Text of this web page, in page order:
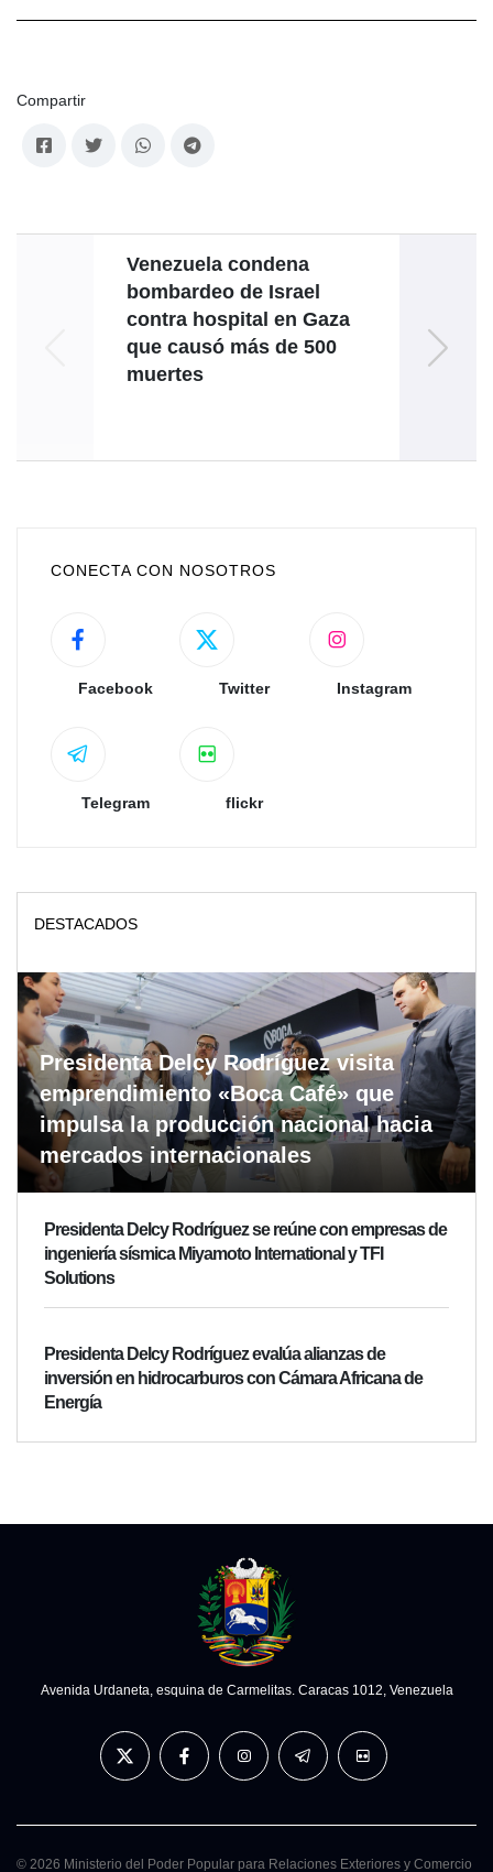
Compartir
Venezuela condena
bombardeo de Israel
contra hospital en Gaza
que causó más de 500
muertes
CONECTA CON NOSOTROS
Facebook Twitter Instagram
Telegram flickr
DESTACADOS
Presidenta Delcy Rodríguez visita
emprendimiento «Boca Café» que
impulsa la producción nacional hacia
mercados internacionales
Presidenta Delcy Rodríguez se reúne con empresas de
ingeniería sísmica Miyamoto International y TFI
Solutions
Presidenta Delcy Rodríguez evalúa alianzas de
inversión en hidrocarburos con Cámara Africana de
Energía
Avenida Urdaneta, esquina de Carmelitas. Caracas 1012, Venezuela
© 2026 Ministerio del Poder Popular para Relaciones Exteriores y Comercio